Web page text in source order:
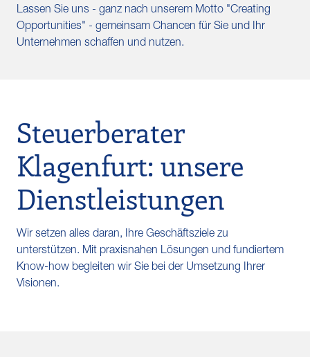
Lassen Sie uns - ganz nach unserem Motto "Creating
Opportunities" - gemeinsam Chancen für Sie und Ihr
Unternehmen schaffen und nutzen.
Steuerberater
Klagenfurt: unsere
Dienstleistungen
Wir setzen alles daran, Ihre Geschäftsziele zu
unterstützen. Mit praxisnahen Lösungen und fundiertem
Know-how begleiten wir Sie bei der Umsetzung Ihrer
Visionen.